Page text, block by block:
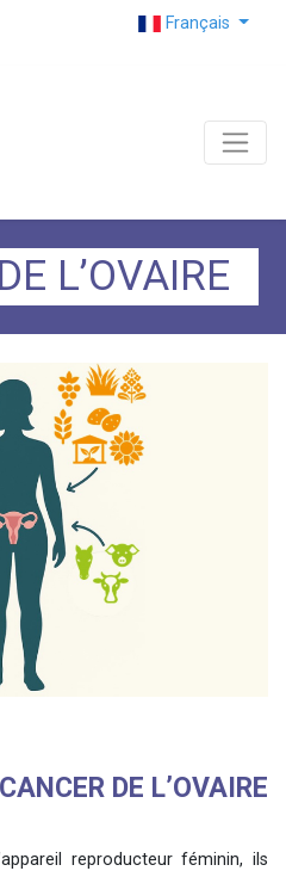
Français
L’OVAIRE
DE L’OVAIRE
reproducteur féminin, ils